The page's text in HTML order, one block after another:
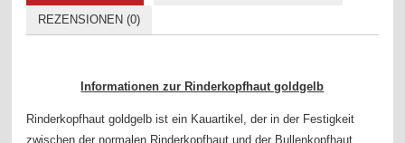
REZENSIONEN (0)
Informationen zur Rinderkopfhaut goldgelb
Rinderkopfhaut goldgelb ist ein Kauartikel, der in der Festigkeit
zwischen der normalen Rinderkopfhaut und der Bullenkopfhaut